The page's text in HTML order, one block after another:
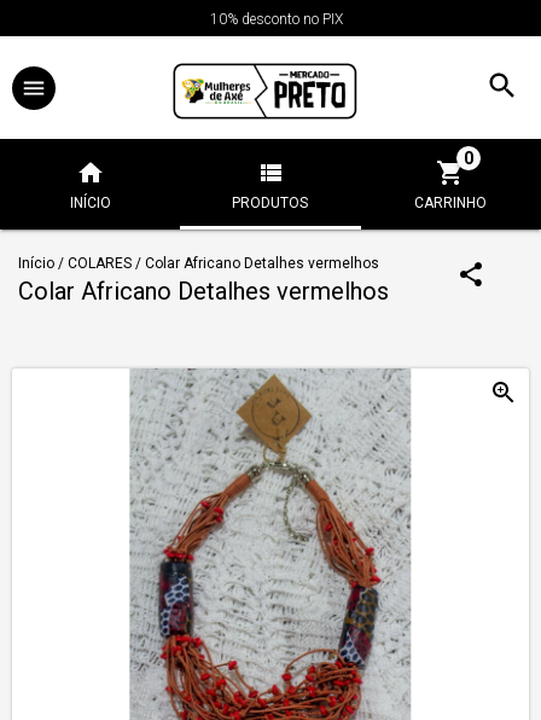
10% desconto no PIX
INÍCIO PRODUTOS CARRINHO
0
Início / COLARES / Colar Africano Detalhes vermelhos
Colar Africano Detalhes vermelhos